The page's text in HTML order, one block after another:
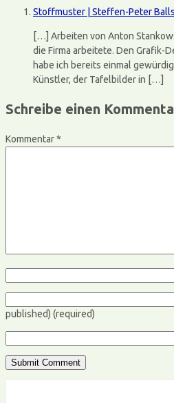
Stoffmuster | Steffen-Peter
[…] Arbeiten von Anton
die Firma arbeitete. Den Grafik-
habe ich bereits einmal
Künstler, der Tafelbilder in […]
Schreibe einen
Kommentar*
published) (required)